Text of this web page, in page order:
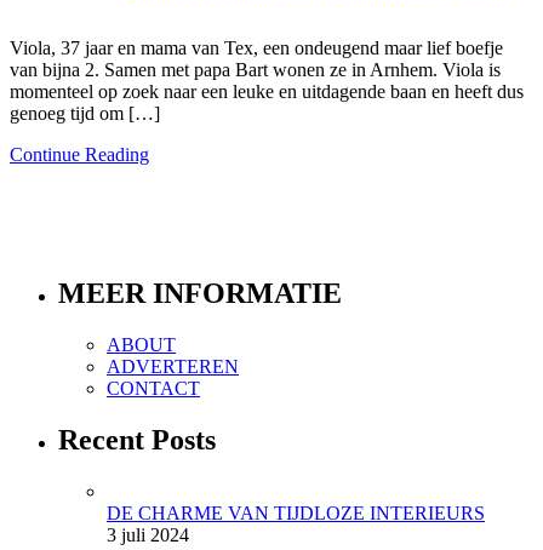
Viola, 37 jaar en mama van Tex, een ondeugend maar lief boefje
van bijna 2. Samen met papa Bart wonen ze in Arnhem. Viola is
momenteel op zoek naar een leuke en uitdagende baan en heeft dus
genoeg tijd om […]
Continue Reading
MEER INFORMATIE
ABOUT
ADVERTEREN
CONTACT
Recent Posts
DE CHARME VAN TIJDLOZE INTERIEURS
3 juli 2024